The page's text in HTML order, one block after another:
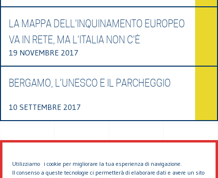
Utilizziamo i cookie per migliorare la tua esperienza di navigazione.
Il consenso a queste tecnologie ci permetterà di elaborare dati e avere un sito
LA MAPPA DELL'INQUINAMENTO EUROPEO
VA IN RETE, MA L'ITALIA NON C'È
19 NOVEMBRE 2017
BERGAMO, L’UNESCO E IL PARCHEGGIO
10 SETTEMBRE 2017